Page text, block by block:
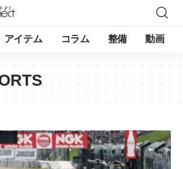
アイテム コラム 整備 動画